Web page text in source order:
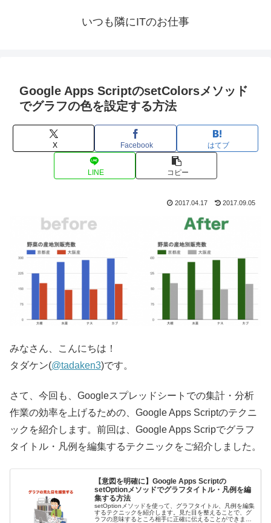
いつも隣にITのお仕事
Google Apps ScriptのsetColorsメソッド
でグラフの色を設定する方法
X Facebook はてブ
LINE コピー
2017.04.17 2017.09.05
みなさん、こんにちは！
タダケン(@tadaken3)です。
さて、今回も、Googleスプレッドシートでの集計・分析
作業の効率を上げるための、Google Apps Scriptのテクニ
ックを紹介します。前回は、Google Apps Scripでグラフ
タイトル・凡例を編集するテクニックをご紹介しました。
【意図を明確に】Google Apps Scriptの
setOptionメソッドでグラフタイトル・凡例を編
集する方法
setOptionメソッドを使って、グラフタイトル、凡例を編集
するテクニックを紹介します。見た目を整えることで、グ
ラフの意味するところ相手に正確に伝えることができま